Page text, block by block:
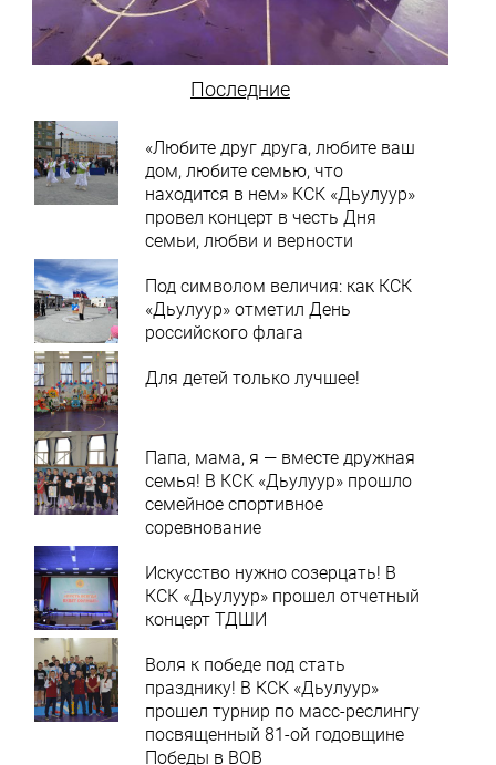
Последние
«Любите друг друга, любите ваш
дом, любите семью, что
находится в нем» КСК «Дьулуур»
провел концерт в честь Дня
семьи, любви и верности
Под символом величия: как КСК
«Дьулуур» отметил День
российского флага
Для детей только лучшее!
Папа, мама, я — вместе дружная
семья! В КСК «Дьулуур» прошло
семейное спортивное
соревнование
Искусство нужно созерцать! В
КСК «Дьулуур» прошел отчетный
концерт ТДШИ
Воля к победе под стать
празднику! В КСК «Дьулуур»
прошел турнир по масс-реслингу
посвященный 81-ой годовщине
Победы в ВОВ